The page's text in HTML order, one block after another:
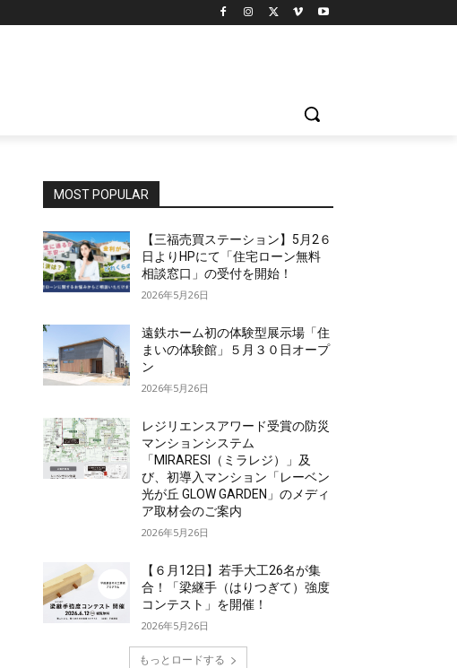
MOST POPULAR
【三福売買ステーション】5月2６
日よりHPにて「住宅ローン無料
相談窓口」の受付を開始！
2026年5月26日
遠鉄ホーム初の体験型展示場「住
まいの体験館」５月３０日オープ
ン
2026年5月26日
レジリエンスアワード受賞の防災
マンションシステム
「MIRARESI（ミラレジ）」及
び、初導入マンション「レーベン
光が丘 GLOW GARDEN」のメディ
ア取材会のご案内
2026年5月26日
【６月12日】若手大工26名が集
合！「梁継手（はりつぎて）強度
コンテスト」を開催！
2026年5月26日
もっとロードする